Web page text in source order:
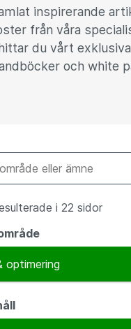
inspirerande
från våra
du vårt
och white
i 22 sidor